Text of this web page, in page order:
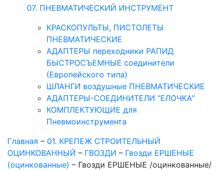
07. ПНЕВМАТИЧЕСКИЙ ИНСТРУМЕНТ
КРАСКОПУЛЬТЫ, ПИСТОЛЕТЫ
ПНЕВМАТИЧЕСКИЕ
АДАПТЕРЫ переходники РАПИД
БЫСТРОСЪЕМНЫЕ соединители
(Европейского типа)
ШЛАНГИ воздушные ПНЕВМАТИЧЕСКИЕ
АДАПТЕРЫ-СОЕДИНИТЕЛИ "ЕЛОЧКА"
КОМПЛЕКТУЮЩИЕ для
Пневмоинструмента
Главная – 01. КРЕПЕЖ СТРОИТЕЛЬНЫЙ
ОЦИНКОВАННЫЙ – ГВОЗДИ – Гвозди ЕРШЕНЫЕ
(оцинкованные) – Гвозди ЕРШЕНЫЕ /оцинкованные/